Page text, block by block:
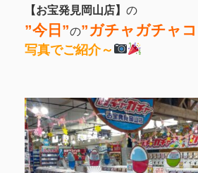
【お宝発見岡山店】 の
”今日”の”ガチャガチャ
写真でご紹介～